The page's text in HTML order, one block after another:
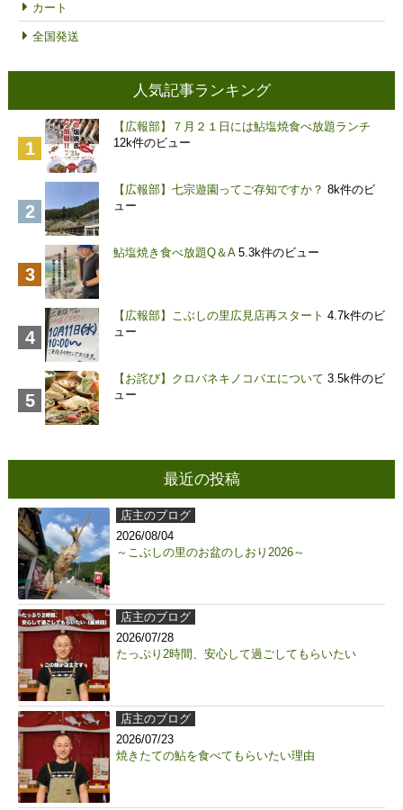
カート
全国発送
人気記事ランキング
【広報部】７月２１日には鮎塩焼食べ放題ランチ
12k件のビュー
【広報部】七宗遊園ってご存知ですか？ 8k件のビ
ュー
鮎塩焼き食べ放題Q＆A 5.3k件のビュー
【広報部】こぶしの里広見店再スタート 4.7k件のビ
ュー
【お詫び】クロバネキノコバエについて 3.5k件のビ
ュー
最近の投稿
店主のブログ
2026/08/04
～こぶしの里のお盆のしおり2026～
店主のブログ
2026/07/28
たっぷり2時間、安心して過ごしてもらいたい
店主のブログ
2026/07/23
焼きたての鮎を食べてもらいたい理由